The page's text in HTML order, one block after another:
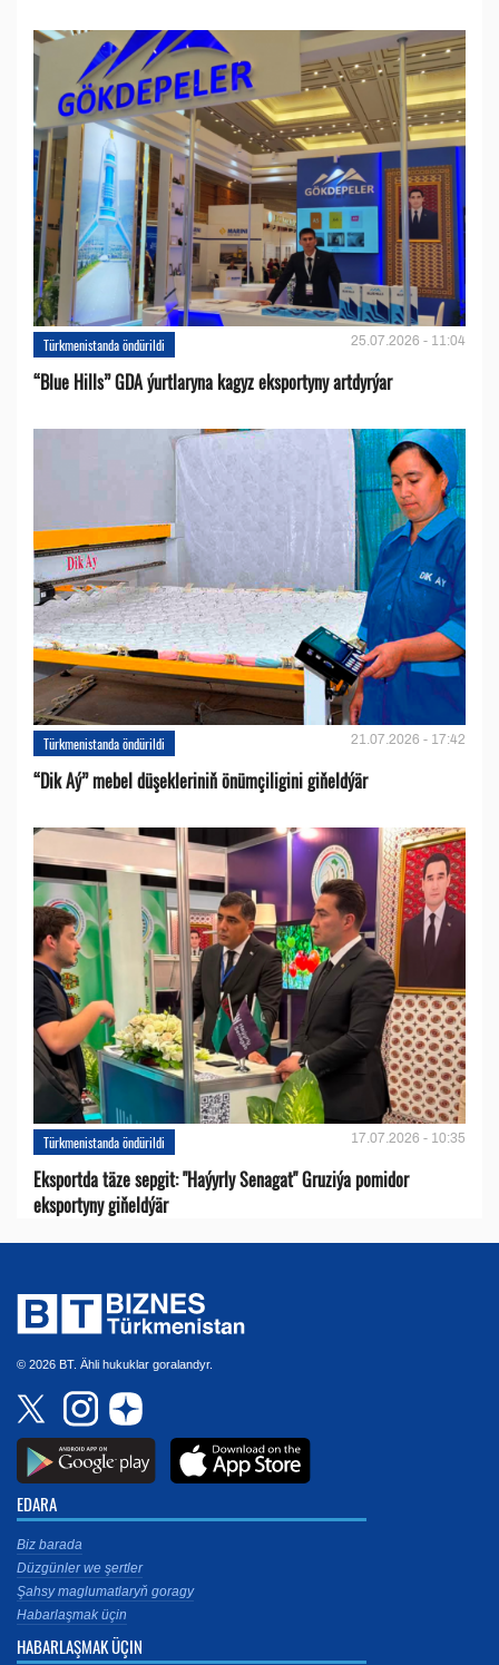
Türkmenistanda öndürildi 25.07.2026 - 11:04
“Blue Hills” GDA ýurtlaryna kagyz eksportyny artdyrýar
Türkmenistanda öndürildi 21.07.2026 - 17:42
“Dik Aý” mebel düşekleriniň önümçiligini giňeldýär
Türkmenistanda öndürildi 17.07.2026 - 10:35
Eksportda täze sepgit: "Haýyrly Senagat" Gruziýa pomidor
eksportyny giňeldýär
© 2026 BT. Ähli hukuklar goralandyr.
EDARA
Biz barada
Düzgünler we şertler
Şahsy maglumatlaryň goragy
Habarlaşmak üçin
HABARLAŞMAK ÜÇIN